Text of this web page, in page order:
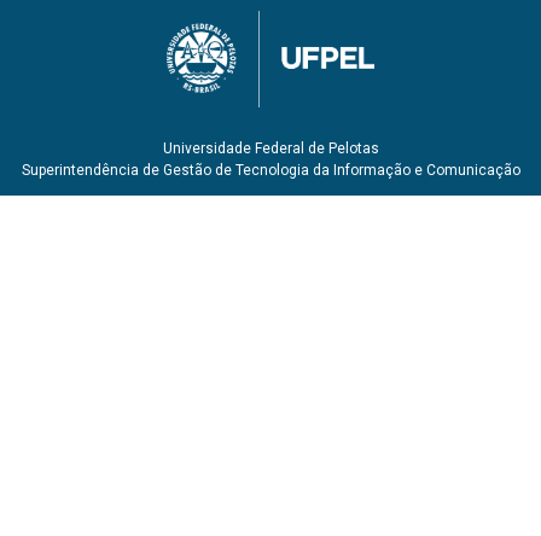
Universidade Federal de Pelotas
Superintendência de Gestão de Tecnologia da Informação e Comunicação